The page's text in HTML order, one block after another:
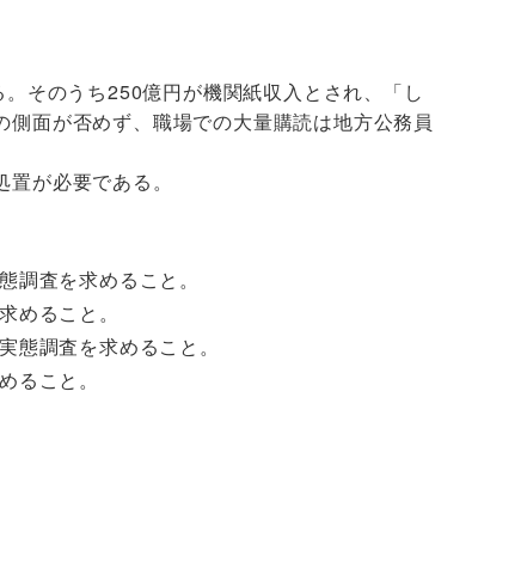
そのうち250億円が機関紙収入とされ、「し
面が否めず、職場での大量購読は地方公務員
が必要である。
査を求めること。
めること。
調査を求めること。
ること。